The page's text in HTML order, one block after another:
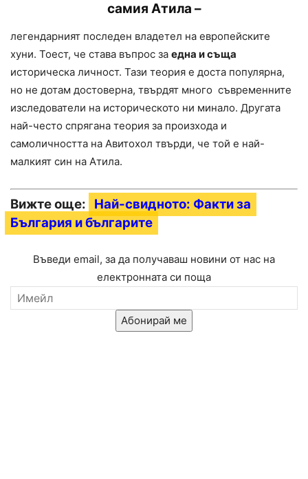
самия Атила –
легендарният последен владетел на европейските
хуни. Тоест, че става въпрос за една и съща
историческа личност. Тази теория е доста популярна,
но не дотам достоверна, твърдят много съвременните
изследователи на историческото ни минало. Другата
най-често спрягана теория за произхода и
самоличността на Авитохол твърди, че той е най-
малкият син на Атила.
Вижте още:
Най-свидното: Факти за
България и българите
Въведи email, за да получаваш новини от нас на
електронната си поща
Абонирай ме